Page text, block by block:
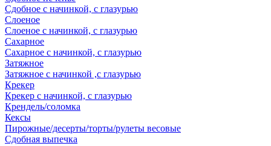
Сдобное с начинкой, с глазурью
Слоеное
Слоеное с начинкой, с глазурью
Сахарное
Сахарное с начинкой, с глазурью
Затяжное
Затяжное с начинкой ,с глазурью
Крекер
Крекер с начинкой, с глазурью
Крендель/соломка
Кексы
Пирожные/десерты/торты/рулеты весовые
Сдобная выпечка